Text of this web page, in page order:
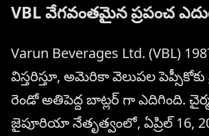
VBL వేగవంతమైన ప్రపంచ
Varun Beverages Ltd. (VBL)
విస్తరిస్తూ, అమెరికా వెలుపల
రెండో అతిపెద్ద బాట్లర్ గా ఎదిగింది.
జైపూరియా నేతృత్వంలో, ఏప్రిల్ 16,